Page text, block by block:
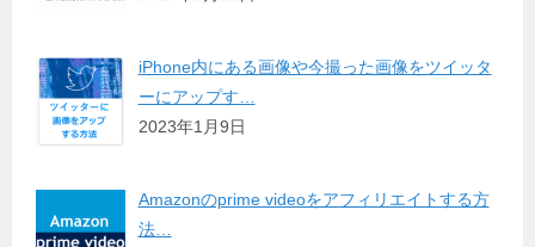
iPhone内にある画像や今撮った画像をツイッタ
ーにアップす…
2023年1月9日
Amazonのprime videoをアフィリエイトする方
法…